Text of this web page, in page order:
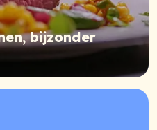
bijzonder